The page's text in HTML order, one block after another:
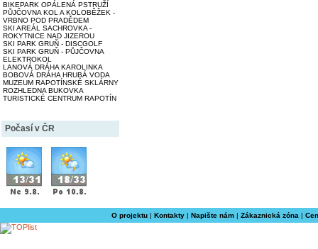
BIKEPARK OPÁLENÁ PSTRUŽÍ
PŮJČOVNA KOL A KOLOBĚŽEK -
VRBNO POD PRADĚDEM
SKI AREÁL SACHROVKA -
ROKYTNICE NAD JIZEROU
SKI PARK GRUŇ - DISCGOLF
SKI PARK GRUŇ - PŮJČOVNA
ELEKTROKOL
LANOVÁ DRÁHA KAROLINKA
BOBOVÁ DRÁHA HRUBÁ VODA
MUZEUM RAPOTÍNSKÉ SKLÁRNY
ROZHLEDNA BUKOVKA
TURISTICKÉ CENTRUM RAPOTÍN
Počasí v ČR
O projektu| Kontakty| Napište nám| Zákaznická zóna |